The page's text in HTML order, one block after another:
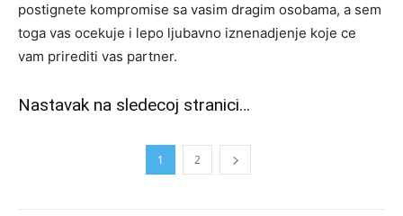
postignete kompromise sa vasim dragim osobama, a sem
toga vas ocekuje i lepo ljubavno iznenadjenje koje ce
vam prirediti vas partner.
Nastavak na sledecoj stranici…
1 2